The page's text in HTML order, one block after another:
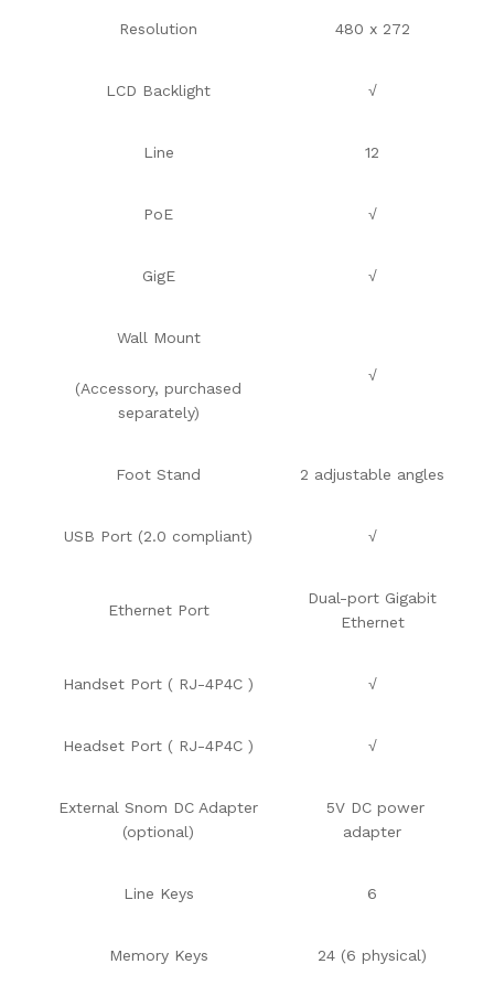
Resolution 480 x 272
LCD Backlight √
Line 12
PoE √
GigE √
Wall Mount
(Accessory, purchased
separately)
√
Foot Stand 2 adjustable angles
USB Port (2.0 compliant) √
Ethernet Port
Dual-port Gigabit
Ethernet
Handset Port ( RJ-4P4C ) √
Headset Port ( RJ-4P4C ) √
External Snom DC Adapter
(optional)
5V DC power
adapter
Line Keys 6
Memory Keys 24 (6 physical)